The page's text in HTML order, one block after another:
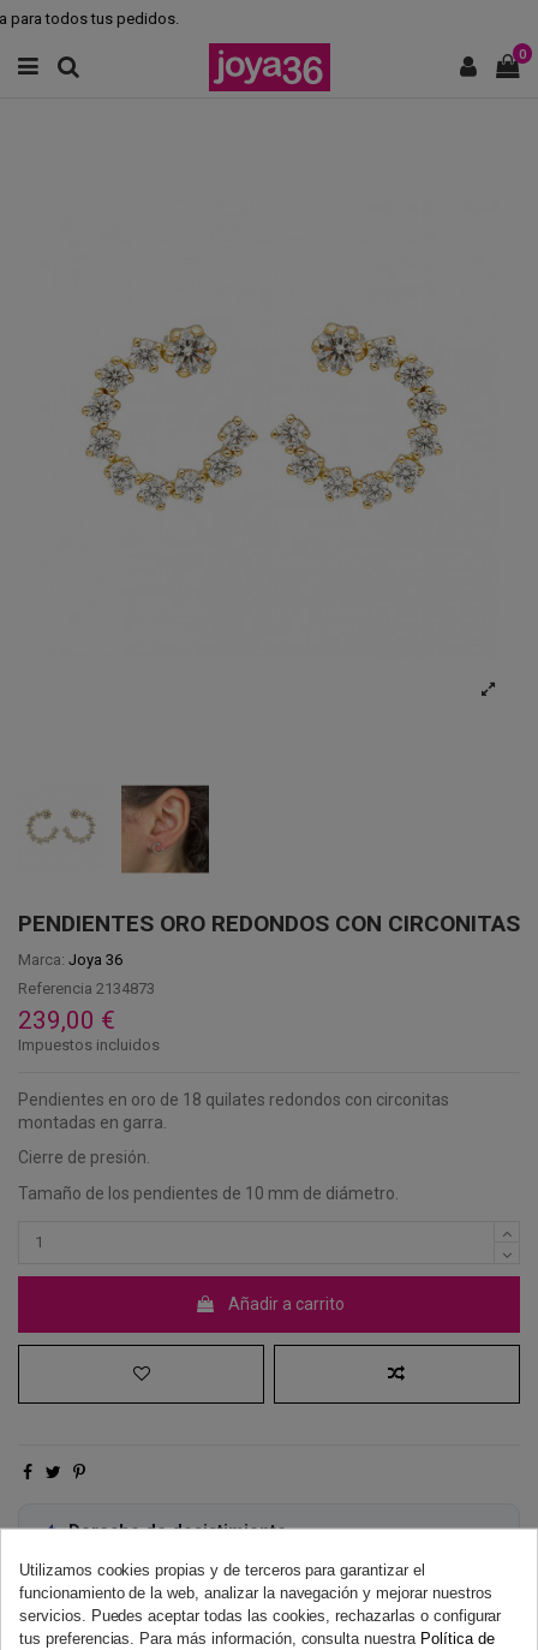
todos tus pedidos.
0
PENDIENTES ORO REDONDOS CON CIRCONITAS
Marca: Joya 36
Referencia 2134873
239,00 €
Impuestos incluidos
Pendientes en oro de 18 quilates redondos con circonitas
montadas en garra.
Cierre de presión.
Tamaño de los pendientes de 10 mm de diámetro.
Añadir a carrito
Derecho de desistimiento
necesidad de justificación.Más información
Utilizamos cookies propias y de terceros para garantizar el
funcionamiento de la web, analizar la navegación y mejorar nuestros
servicios. Puedes aceptar todas las cookies, rechazarlas o configurar
tus preferencias. Para más información, consulta nuestra Política de